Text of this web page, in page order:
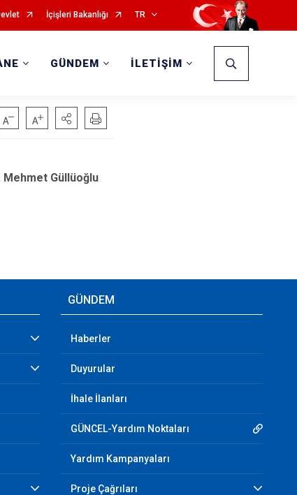
İçişleri Bakanlığı TR
GÜNDEM İLETİŞİM
Mehmet Güllüoğlu
GÜNDEM
Haberler
Duyurular
İhale İlanları
GÜNCEL-Yardım Noktaları
Yardım Kampanyaları
Proje Çağrıları